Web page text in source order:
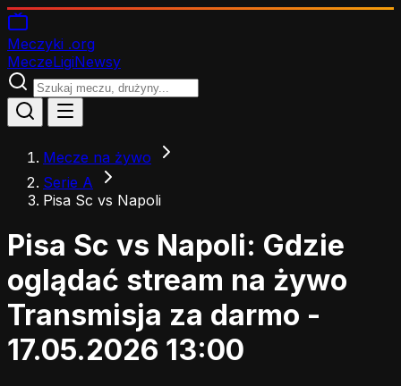
Meczyki .org
MeczeLigiNewsy
Mecze na żywo
Serie A
Pisa Sc vs Napoli
Pisa Sc vs Napoli: Gdzie
oglądać stream na żywo
Transmisja za darmo -
17.05.2026 13:00